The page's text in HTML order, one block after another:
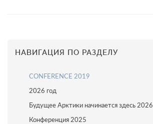
НАВИГАЦИЯ ПО РАЗДЕЛУ
CONFERENCE 2019
2026 год
Будущее Арктики начинается здесь 2026
Конференция 2025